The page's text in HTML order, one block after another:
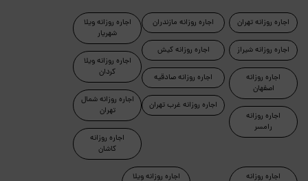
اجاره روزانه تهران
اجاره روزانه شیراز
اجاره روزانه
اصفهان
اجاره روزانه
رامسر
اجاره روزانه مازندران
اجاره روزانه کیش
اجاره روزانه صادقیه
اجاره روزانه غرب تهران
اجاره روزانه ویلا
شهریار
اجاره روزانه ویلا
کردان
اجاره روزانه شمال
تهران
اجاره روزانه
کاشان
اجاره روزانه اجاره روزانه ویلا